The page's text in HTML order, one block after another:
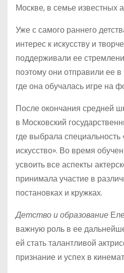
Москве, в семье известных
Уже с самого раннего
интерес к искусству и
поддерживали ее
поэтому они отправили ее
где она обучалась игре на
После окончания средней
в Московский
где выбрала специальность
искусство». Во время
усвоить все аспекты
принимала участие в
постановках и кружках.
Детство и образование
важную роль в ее
ей стать талантливой
признание и успех в